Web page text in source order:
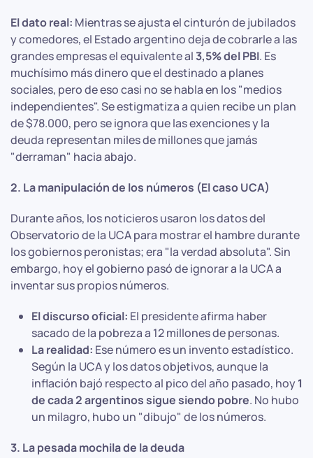
El dato real: Mientras se ajusta el cinturón de jubilados
y comedores, el Estado argentino deja de cobrarle a las
grandes empresas el equivalente al3,5% del PBI. Es
muchísimo más dinero que el destinado a planes
sociales, pero de eso casi no se habla en los "medios
independientes". Se estigmatiza a quien recibe un plan
de $78.000, pero se ignora que las exenciones y la
deuda representan miles de millones que jamás
"derraman" hacia abajo.
2. La manipulación de los números (El caso UCA)
Durante años, los noticieros usaron los datos del
Observatorio de la UCA para mostrar el hambre durante
los gobiernos peronistas; era "la verdad absoluta". Sin
embargo, hoy el gobierno pasó de ignorar a la UCA a
inventar sus propios números.
El discurso oficial: El presidente afirma haber
sacado de la pobreza a 12 millones de personas.
La realidad: Ese número es un invento estadístico.
Según la UCA y los datos objetivos, aunque la
inflación bajó respecto al pico del año pasado, hoy1
de cada 2 argentinos sigue siendo pobre. No hubo
un milagro, hubo un "dibujo" de los números.
3. La pesada mochila de la deuda